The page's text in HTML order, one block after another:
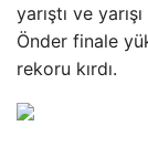
yarıştı ve
Önder finale
rekoru kırdı.